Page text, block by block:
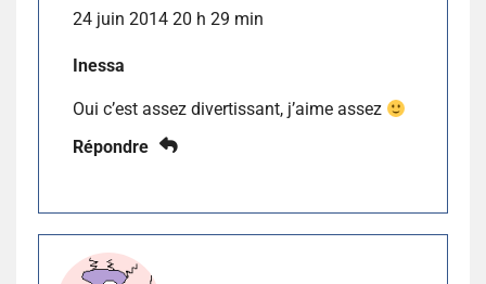
24 juin 2014 20 h 29 min
Inessa
Oui c’est assez divertissant, j’aime assez
Répondre